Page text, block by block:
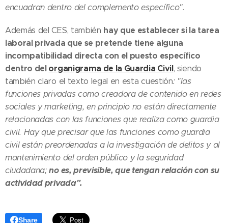
encuadran dentro del complemento específico".
Además del CES, también hay que establecer si la tarea
laboral privada que se pretende tiene alguna
incompatibilidad directa con el puesto específico
dentro delorganigrama de la Guardia Civil, siendo
también claro el texto legal en esta cuestión: "las
funciones privadas como creadora de contenido en redes
sociales y marketing, en principio no están directamente
relacionadas con las funciones que realiza como guardia
civil. Hay que precisar que las funciones como guardia
civil están preordenadas a la investigación de delitos y al
mantenimiento del orden público y la seguridad
ciudadana;no es, previsible, que tengan relación con su
actividad privada".
Share